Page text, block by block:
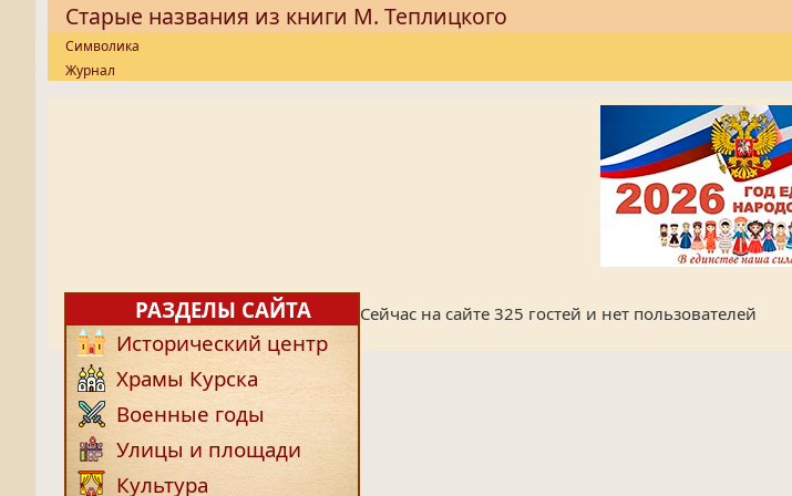
Старые названия из книги М. Теплицкого
Символика
Журнал
РАЗДЕЛЫ САЙТА
Исторический центр
Храмы Курска
Военные годы
Улицы и площади
Культура
Сейчас на сайте 325 гостей и нет пользователей